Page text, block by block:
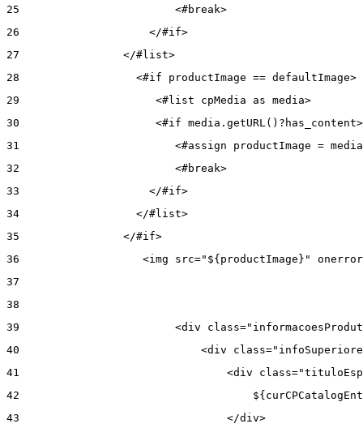
25
                        <#break>
26
                    </#if>
27
                </#list>
28
                  <#if productImage == defaultImage>
29
                     <#list cpMedia as media>
30
<#if
31
<#assign productImage =
32
                        <#break>
33
                    </#if>
34
                  </#list>
35
                </#if>
36
<img src="${productImage}"
37
38
39
<div
40
<div
41
<div
42
43
                                </div>